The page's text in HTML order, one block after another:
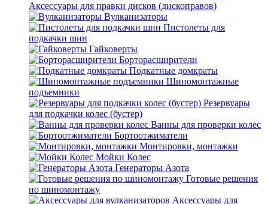
Аксессуары для правки дисков (дископравов)
Вулканизаторы
Пистолеты для
подкачки шин
Гайковерты
Борторасширители
Подкатные домкраты
Шиномонтажные
подъемники
Резервуары
для подкачки колес (бустер)
Ванны для проверки колес
Бортоотжиматели
Монтировки, монтажки
Мойки Колес
Генераторы Азота
Готовые решения
по шиномонтажу
Аксессуары для